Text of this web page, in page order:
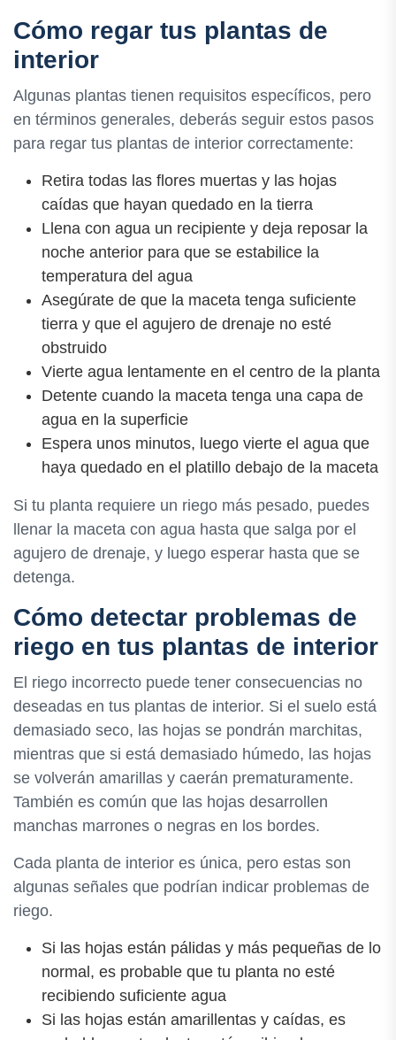
Cómo regar tus plantas de
interior
Algunas plantas tienen requisitos específicos, pero
en términos generales, deberás seguir estos pasos
para regar tus plantas de interior correctamente:
Retira todas las flores muertas y las hojas
caídas que hayan quedado en la tierra
Llena con agua un recipiente y deja reposar la
noche anterior para que se estabilice la
temperatura del agua
Asegúrate de que la maceta tenga suficiente
tierra y que el agujero de drenaje no esté
obstruido
Vierte agua lentamente en el centro de la planta
Detente cuando la maceta tenga una capa de
agua en la superficie
Espera unos minutos, luego vierte el agua que
haya quedado en el platillo debajo de la maceta
Si tu planta requiere un riego más pesado, puedes
llenar la maceta con agua hasta que salga por el
agujero de drenaje, y luego esperar hasta que se
detenga.
Cómo detectar problemas de
riego en tus plantas de interior
El riego incorrecto puede tener consecuencias no
deseadas en tus plantas de interior. Si el suelo está
demasiado seco, las hojas se pondrán marchitas,
mientras que si está demasiado húmedo, las hojas
se volverán amarillas y caerán prematuramente.
También es común que las hojas desarrollen
manchas marrones o negras en los bordes.
Cada planta de interior es única, pero estas son
algunas señales que podrían indicar problemas de
riego.
Si las hojas están pálidas y más pequeñas de lo
normal, es probable que tu planta no esté
recibiendo suficiente agua
Si las hojas están amarillentas y caídas, es